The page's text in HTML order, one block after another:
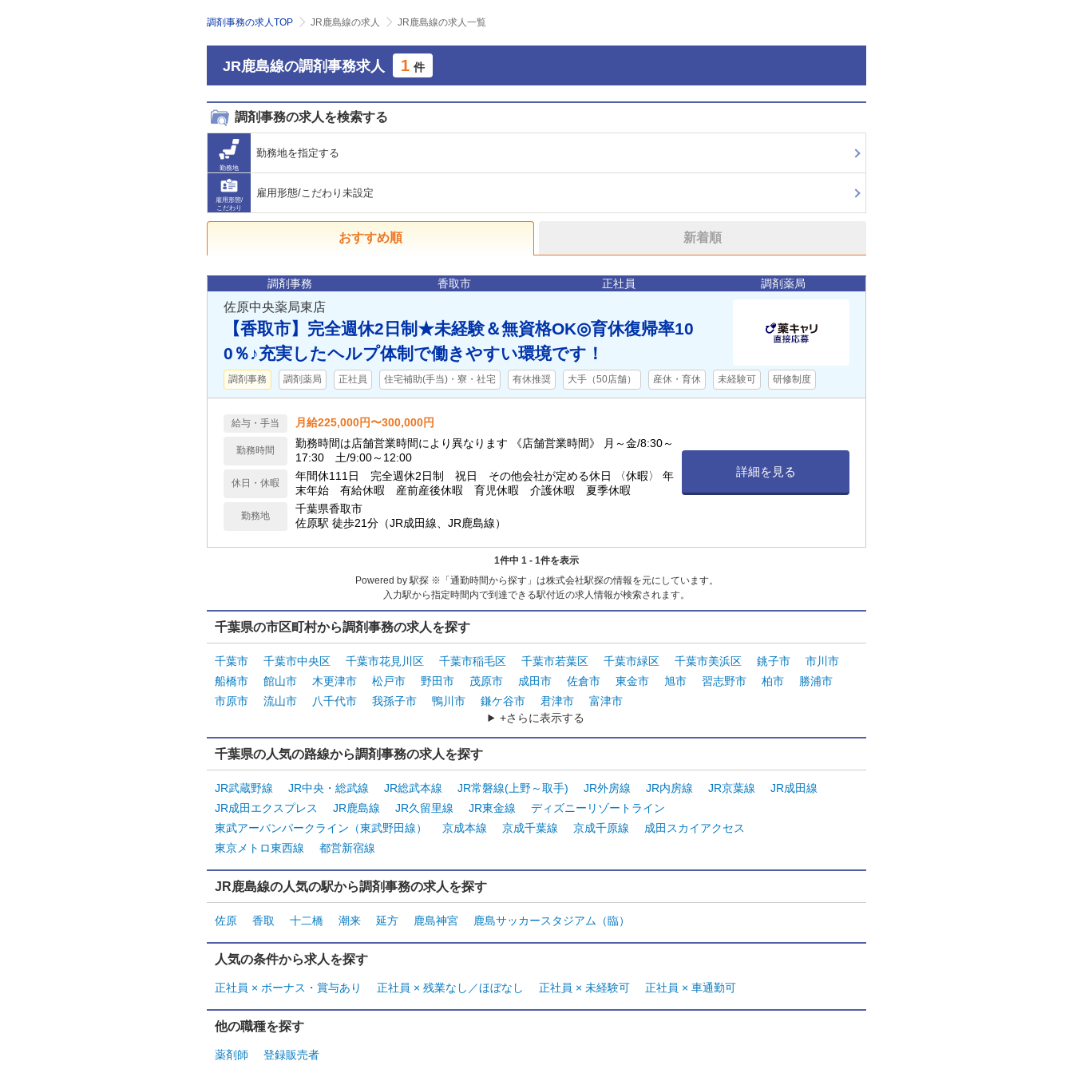
調剤事務の求人TOP JR鹿島線の求人 JR鹿島線の求人一覧
JR鹿島線の調剤事務求人 1 件
調剤事務の求人を検索する
勤務地
勤務地を指定する
雇用形態/
こだわり
雇用形態/こだわり未設定
おすすめ順 新着順
調剤事務 香取市 正社員 調剤薬局
佐原中央薬局東店
【香取市】完全週休2日制★未経験＆無資格OK◎育休復帰率10
0％♪充実したヘルプ体制で働きやすい環境です！
調剤事務 調剤薬局 正社員 住宅補助(手当)・寮・社宅 有休推奨 大手（50店舗） 産休・育休 未経験可 研修制度
給与・手当 月給225,000円〜300,000円
勤務時間
勤務時間は店舗営業時間により異なります 《店舗営業時間》 月～金/8:30～
17:30 土/9:00～12:00
休日・休暇
年間休111日 完全週休2日制 祝日 その他会社が定める休日 〈休暇〉 年
末年始 有給休暇 産前産後休暇 育児休暇 介護休暇 夏季休暇
勤務地
千葉県香取市
佐原駅 徒歩21分（JR成田線、JR鹿島線）
詳細を見る
1件中 1 - 1件を表示
Powered by 駅探 ※「通勤時間から探す」は株式会社駅探の情報を元にしています。
入力駅から指定時間内で到達できる駅付近の求人情報が検索されます。
千葉県の市区町村から調剤事務の求人を探す
千葉市 千葉市中央区 千葉市花見川区 千葉市稲毛区 千葉市若葉区 千葉市緑区 千葉市美浜区 銚子市
市川市
船橋市
館山市 木更津市 松戸市 野田市 茂原市 成田市 佐倉市 東金市 旭市 習志野市 柏市
勝浦市
市原市
流山市 八千代市 我孫子市 鴨川市 鎌ケ谷市 君津市
富津市
+さらに表示する
千葉県の人気の路線から調剤事務の求人を探す
JR武蔵野線 JR中央・総武線 JR総武本線 JR常磐線(上野～取手) JR外房線 JR内房線 JR京葉線
JR成田線
JR成田エクスプレス
JR鹿島線 JR久留里線 JR東金線
ディズニーリゾートライン
東武アーバンパークライン（東武野田線）
京成本線 京成千葉線 京成千原線
成田スカイアクセス
東京メトロ東西線
都営新宿線
JR鹿島線の人気の駅から調剤事務の求人を探す
佐原 香取 十二橋 潮来 延方 鹿島神宮 鹿島サッカースタジアム（臨）
人気の条件から求人を探す
正社員 × ボーナス・賞与あり 正社員 × 残業なし／ほぼなし 正社員 × 未経験可 正社員 × 車通勤可
他の職種を探す
薬剤師 登録販売者